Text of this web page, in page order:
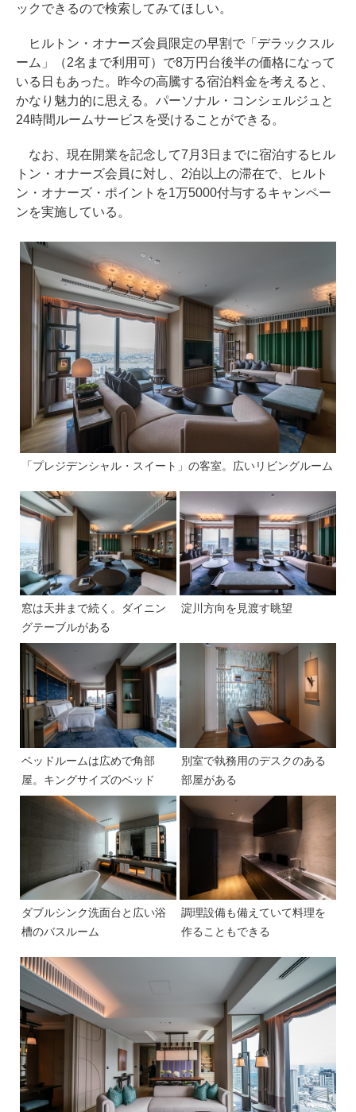
ックできるので検索してみてほしい。
ヒルトン・オナーズ会員限定の早割で「デラックスル
ーム」（2名まで利用可）で8万円台後半の価格になって
いる日もあった。昨今の高騰する宿泊料金を考えると、
かなり魅力的に思える。パーソナル・コンシェルジュと
24時間ルームサービスを受けることができる。
なお、現在開業を記念して7月3日までに宿泊するヒル
トン・オナーズ会員に対し、2泊以上の滞在で、ヒルト
ン・オナーズ・ポイントを1万5000付与するキャンペー
ンを実施している。
「プレジデンシャル・スイート」の客室。広いリビングルーム
窓は天井まで続く。ダイニン
グテーブルがある
淀川方向を見渡す眺望
ベッドルームは広めで角部
屋。キングサイズのベッド
別室で執務用のデスクのある
部屋がある
ダブルシンク洗面台と広い浴
槽のバスルーム
調理設備も備えていて料理を
作ることもできる